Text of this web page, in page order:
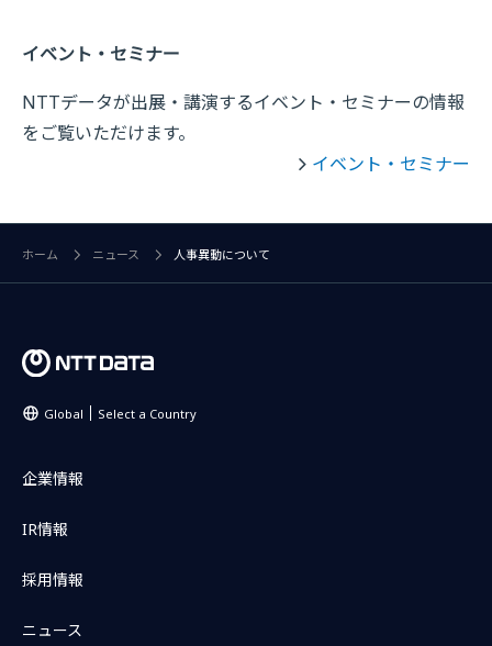
イベント・セミナー
NTTデータが出展・講演するイベント・セミナーの情報
をご覧いただけます。
イベント・セミナー
ホーム ニュース 人事異動について
Global Select a Country
企業情報
IR情報
採用情報
ニュース